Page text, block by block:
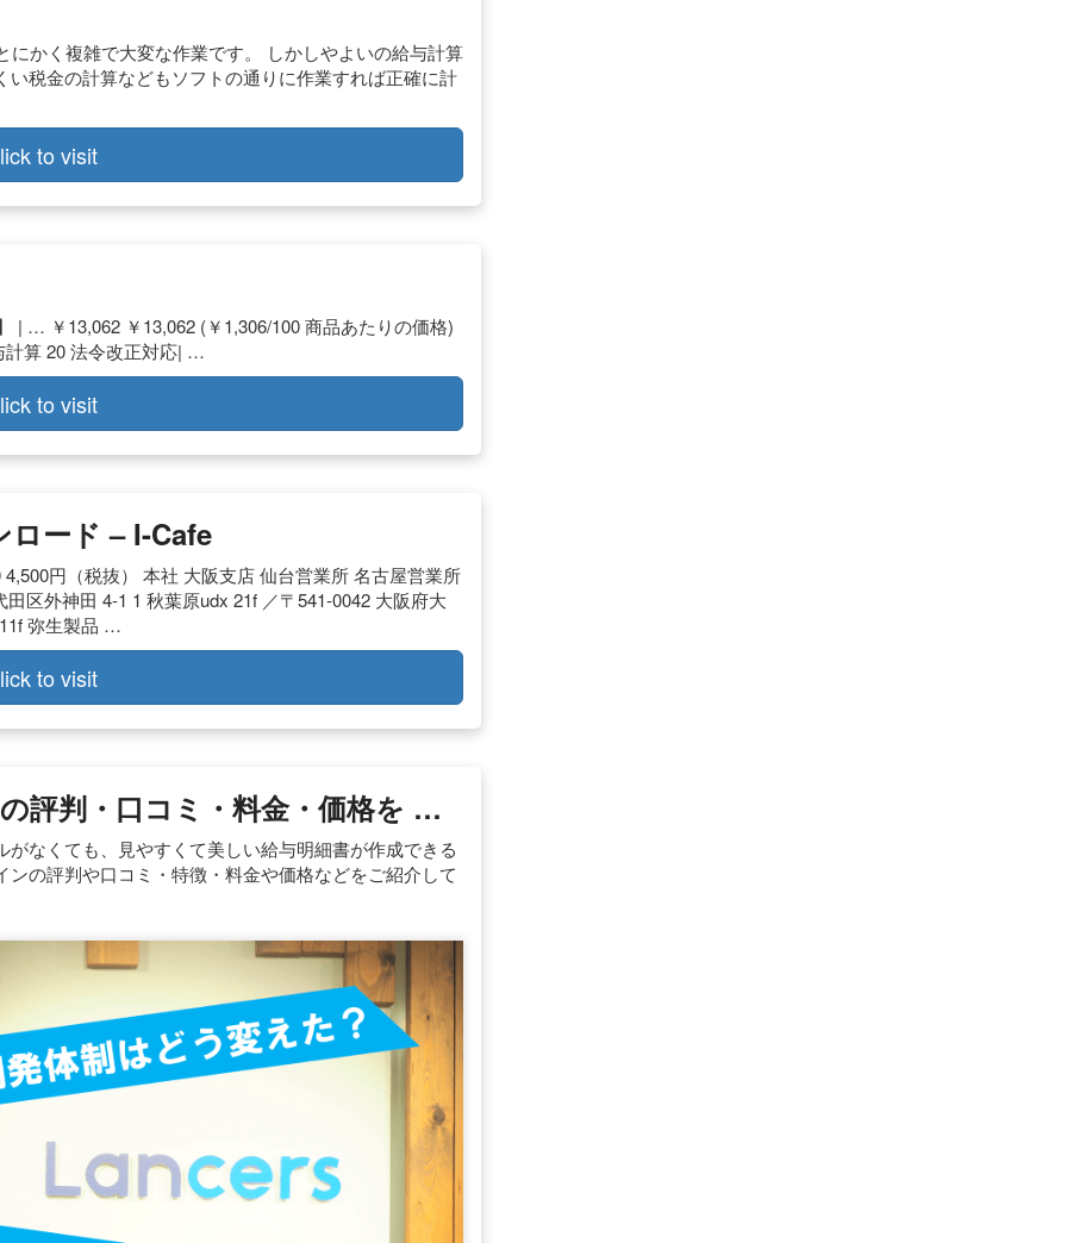
かく複雑で大変な作業です。 しかしやよいの給与計算
税金の計算などもソフトの通りに作業すれば正確に計
to visit
| … ￥13,062 ￥13,062 (￥1,306/100 商品あたりの価格)
計算 20 法令改正対応| …
to visit
ロード – I-Cafe
円（税抜） 本社 大阪支店 仙台営業所 名古屋営業所
区外神田 4-1 1 秋葉原udx 21f ／〒541-0042 大阪府大
弥生製品 …
to visit
評判・口コミ・料金・価格を …
なくても、見やすくて美しい給与明細書が作成できる
の評判や口コミ・特徴・料金や価格などをご紹介して